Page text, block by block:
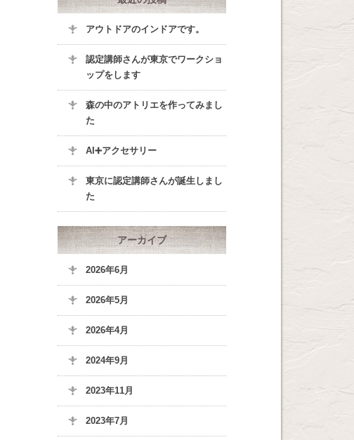
アウトドアのインドアです。
認定講師さんが東京でワークショ
ップをします
森の中のアトリエを作ってみまし
た
AI➕アクセサリー
東京に認定講師さんが誕生しまし
た
アーカイブ
2026年6月
2026年5月
2026年4月
2024年9月
2023年11月
2023年7月